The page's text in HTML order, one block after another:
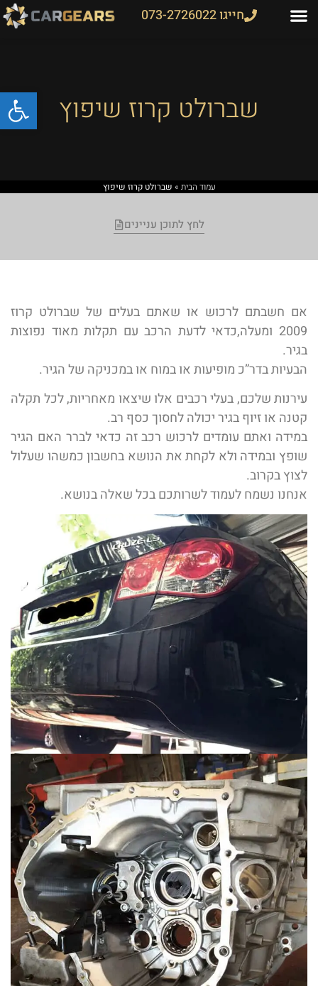
חייגו 073-2726022
שברולט קרוז שיפוץ
עמוד הבית » שברולט קרוז שיפוץ
לחץ לתוכן עניינים
אם חשבתם לרכוש או שאתם בעלים של שברולט קרוז
2009 ומעלה,כדאי לדעת הרכב עם תקלות מאוד נפוצות
בגיר.
הבעיות בדר”כ מופיעות או במוח או במכניקה של הגיר.
עירנות שלכם, בעלי רכבים אלו שיצאו מאחריות, לכל תקלה
קטנה או זיוף בגיר יכולה לחסוך כסף רב.
במידה ואתם עומדים לרכוש רכב זה כדאי לברר האם הגיר
שופץ ובמידה ולא לקחת את הנושא בחשבון כמשהו שעלול
לצוץ בקרוב.
אנחנו נשמח לעמוד לשרותכם בכל שאלה בנושא.